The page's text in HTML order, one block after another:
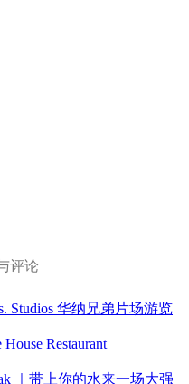
评论
Studios 华纳兄弟片场游览
Restaurant
｜带上你的水来一场大强